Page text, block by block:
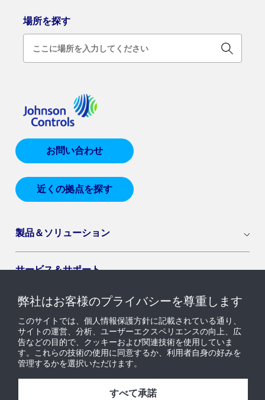
場所を探す
お問い合わせ
近くの拠点を探す
製品＆ソリューション
サービス＆サポート
導入セグメント
ニュース & インサイト
採用情報
弊社はお客様のプライバシーを尊重します
このサイトでは、個人情報保護方針に記載されている通り、
サイトの運営、分析、ユーザーエクスペリエンスの向上、広
告などの目的で、クッキーおよび関連技術を使用していま
す。これらの技術の使用に同意するか、利用者自身の好みを
管理するかを選択いただけます。
すべて承諾